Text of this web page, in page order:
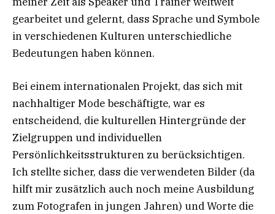
gearbeitet und gelernt, dass Sprache und Symbole
in verschiedenen Kulturen unterschiedliche
Bedeutungen haben können.
Bei einem internationalen Projekt, das sich mit
nachhaltiger Mode beschäftigte, war es
entscheidend, die kulturellen Hintergründe der
Zielgruppen und individuellen
Persönlichkeitsstrukturen zu berücksichtigen.
Ich stellte sicher, dass die verwendeten Bilder (da
hilft mir zusätzlich auch noch meine Ausbildung
zum Fotografen in jungen Jahren) und Worte die